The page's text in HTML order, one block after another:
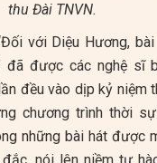
thu Đài TNVN.
với Diệu Hương, bài
đã được các nghệ sĩ
đều vào dịp kỷ niệm
chương trình thời
những bài hát được